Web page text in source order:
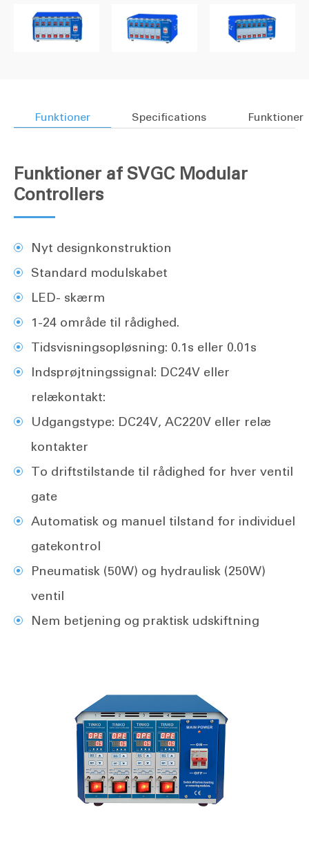
Funktioner Specifications Funktioner
Funktioner af SVGC Modular
Controllers
Nyt designkonstruktion
Standard modulskabet
LED- skærm
1-24 område til rådighed.
Tidsvisningsopløsning: 0.1s eller 0.01s
Indsprøjtningssignal: DC24V eller
relækontakt:
Udgangstype: DC24V, AC220V eller relæ
kontakter
To driftstilstande til rådighed for hver ventil
gate
Automatisk og manuel tilstand for individuel
gatekontrol
Pneumatisk (50W) og hydraulisk (250W)
ventil
Nem betjening og praktisk udskiftning